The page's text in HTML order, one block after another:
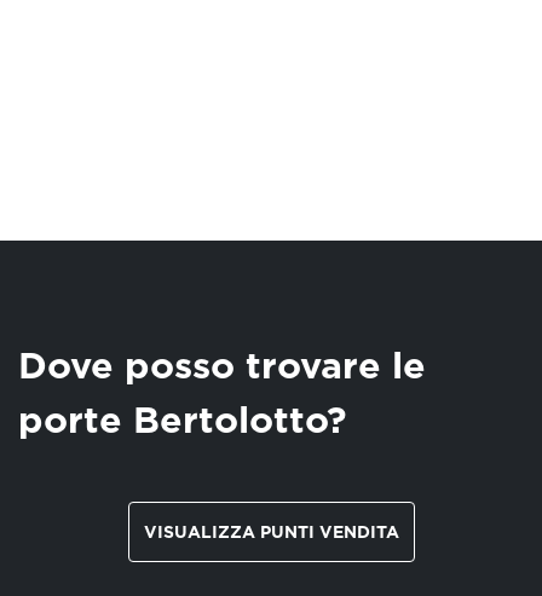
Dove posso trovare le
porte Bertolotto?
VISUALIZZA PUNTI VENDITA